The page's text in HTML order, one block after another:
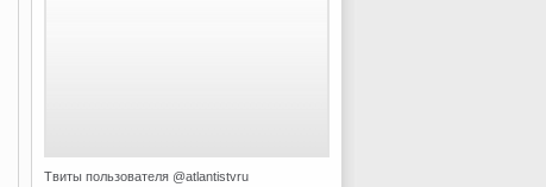
Твиты пользователя @atlantistvru